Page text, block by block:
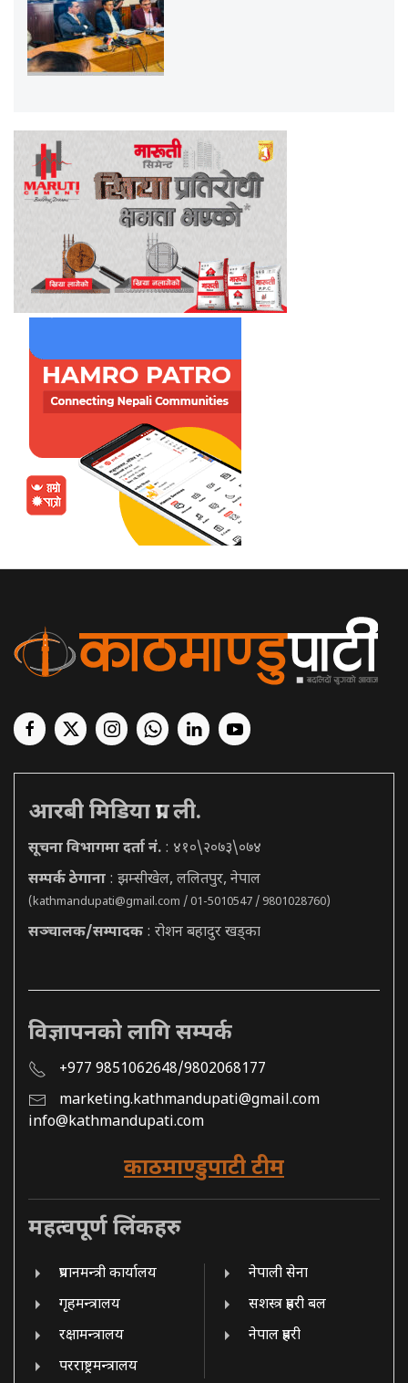
आरबी मिडिया प्रा. ली.
सूचना विभागमा दर्ता नं. : ४१०\२०७३\०७४
सम्पर्क ठेगाना : झम्सीखेल, ललितपुर, नेपाल
(kathmandupati@gmail.com / 01-5010547 / 9801028760)
सञ्चालक/सम्पादक : रोशन बहादुर खड्का
विज्ञापनको लागि सम्पर्क
+977 9851062648/9802068177
marketing.kathmandupati@gmail.com
info@kathmandupati.com
काठमाण्डुपाटी टीम
महत्वपूर्ण लिंकहरु
प्रधानमन्त्री कार्यालय
गृहमन्त्रालय
रक्षामन्त्रालय
परराष्ट्रमन्त्रालय
नेपाली सेना
सशस्त्र प्रहरी बल
नेपाल प्रहरी